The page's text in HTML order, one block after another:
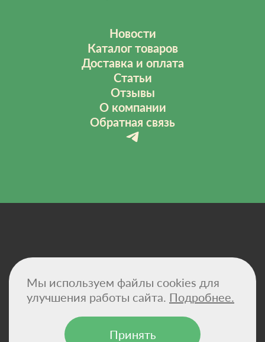
Новости
Каталог товаров
Доставка и оплата
Статьи
Отзывы
О компании
Обратная связь
Договор-оферта
Сертификаты
Реквизиты компании
Мы используем файлы cookies для
улучшения работы сайта. Подробнее.
Принять